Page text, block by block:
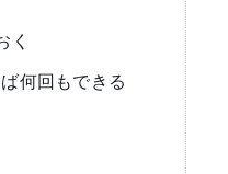
く
何回もできる